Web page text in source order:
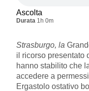
Ascolta
Durata 1h 0m
Strasburgo, la
il ricorso presentato
hanno stabilito che
accedere a
Ergastolo ostativo